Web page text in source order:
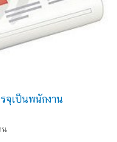
จุเป็นพนักงาน
น